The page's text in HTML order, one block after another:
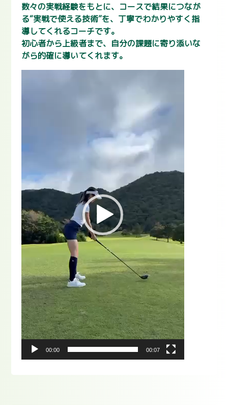
数々の実戦経験をもとに、コースで結果につなが
る“実戦で使える技術”を、丁寧でわかりやすく指
導してくれるコーチです。
初心者から上級者まで、自分の課題に寄り添いな
がら的確に導いてくれます。
00:00 00:07